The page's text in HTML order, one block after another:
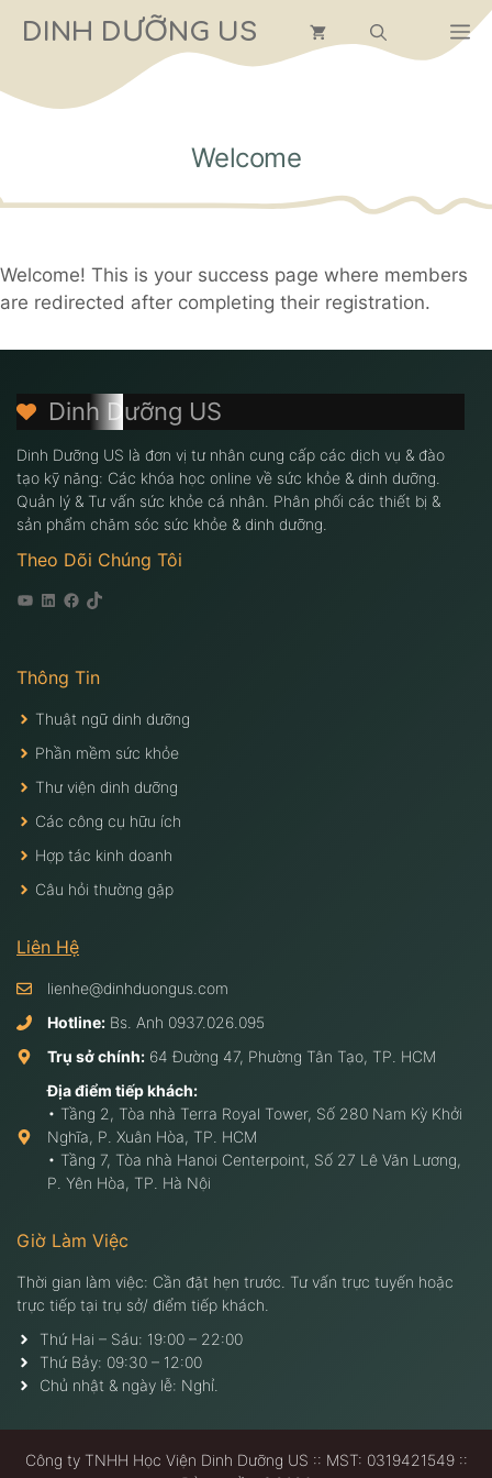
đến
dung
DINH DƯỠNG US
Welcome
Welcome! This is your success page where members
are redirected after completing their registration.
Dinh Dưỡng US
Dinh Dưỡng US là đơn vị tư nhân cung cấp các dịch vụ & đào
tạo kỹ năng: Các khóa học online về sức khỏe & dinh dưỡng.
Quản lý & Tư vấn sức khỏe cá nhân. Phân phối các thiết bị &
sản phẩm chăm sóc sức khỏe & dinh dưỡng.
Theo Dõi Chúng Tôi
Youtube
Linkedin
Facebook
Tiktok
Thông Tin
Thuật ngữ dinh dưỡng
Phần mềm sức khỏe
Thư viện dinh dưỡng
Các công cụ hữu ích
Hợp tác kinh doanh
Câu hỏi thường gặp
Liên Hệ
lienhe@dinhduongus.com
Hotline: Bs. Anh 0937.026.095
Trụ sở chính: 64 Đường 47, Phường Tân Tạo, TP. HCM
Địa điểm tiếp khách:
• Tầng 2, Tòa nhà Terra Royal Tower, Số 280 Nam Kỳ Khởi
Nghĩa, P. Xuân Hòa, TP. HCM
• Tầng 7, Tòa nhà Hanoi Centerpoint, Số 27 Lê Văn Lương,
P. Yên Hòa, TP. Hà Nội
Giờ Làm Việc
Thời gian làm việc: Cần đặt hẹn trước. Tư vấn trực tuyến hoặc
trực tiếp tại trụ sở/ điểm tiếp khách.
Thứ Hai – Sáu: 19:00 – 22:00
Thứ Bảy: 09:30 – 12:00
Chủ nhật & ngày lễ: Nghỉ.
Công ty TNHH Học Viện Dinh Dưỡng US :: MST: 0319421549 ::